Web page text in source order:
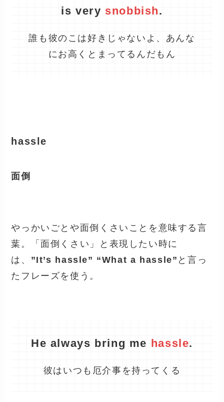
is very snobbish.
誰も彼のこは好きじゃないよ、あんな
にお高くとまってるんだもん
hassle
面倒
やっかいごとや面倒くさいことを意味する言
葉。「面倒くさい」と表現したい時に
は、 ”It’s hassle” “What a hassle” と言っ
たフレーズを使う。
He always bring me hassle.
彼はいつも厄介事を持ってくる